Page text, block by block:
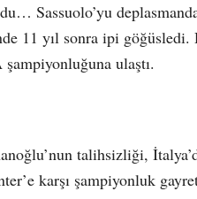
Sassuolo’yu
11 yıl sonra ipi
ulaştı.
talihsizliği,
karşı şampiyonluk